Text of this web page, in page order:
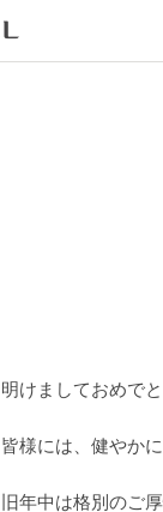
明けましておめで
皆様には、健やか
旧年中は格別のご